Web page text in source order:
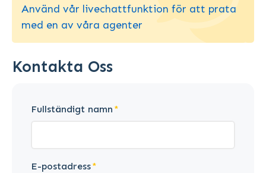
Använd vår livechattfunktion för att prata
med en av våra agenter
Kontakta Oss
Fullständigt namn
E-postadress